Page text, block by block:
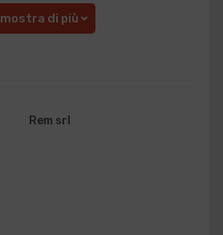
mostra di più